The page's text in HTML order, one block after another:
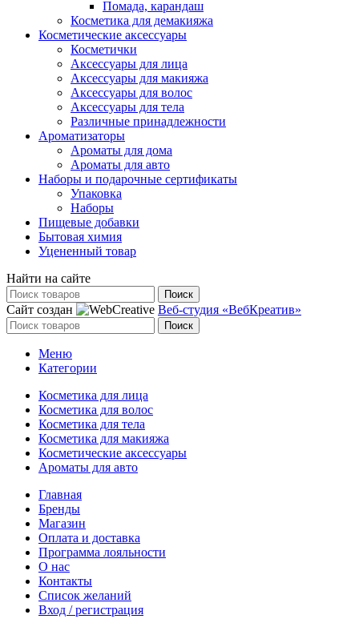
Помада, карандаш
Косметика для демакияжа
Косметические аксессуары
Косметички
Аксессуары для лица
Аксессуары для макияжа
Аксессуары для волос
Аксессуары для тела
Различные принадлежности
Ароматизаторы
Ароматы для дома
Ароматы для авто
Наборы и подарочные сертификаты
Упаковка
Наборы
Пищевые добавки
Бытовая химия
Уцененный товар
Найти на сайте
Поиск
Сайт создан Веб-студия «ВебКреатив»
Поиск
Меню
Категории
Косметика для лица
Косметика для волос
Косметика для тела
Косметика для макияжа
Косметические аксессуары
Ароматы для авто
Главная
Бренды
Магазин
Оплата и доставка
Программа лояльности
О нас
Контакты
Список желаний
Вход / регистрация